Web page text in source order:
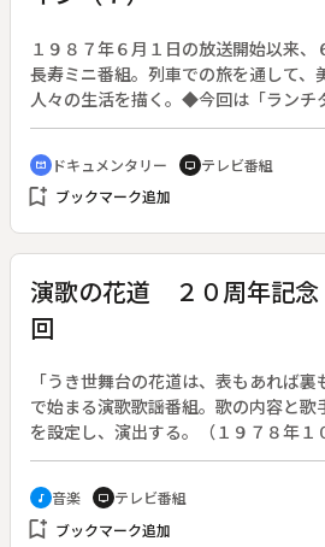
１９８７年６月１日の放送開始以来、
長寿ミニ番組。列車での旅を通して、
人々の生活を描く。◆今回は「ランチ
トリアフォールズを起点としたジンバ
紹介する。
cinematic_blur ドキュメンタリー tv テレビ番組
bookmark_add ブックマーク追加
演歌の花道 ２０周年記
回
「うき世舞台の花道は、表もあれば
で始まる演歌歌謡番組。歌の内容と歌
を設定し、演出する。（１９７８年１
月２４日放送、全１１０６回）◆放送
記念放送。曲目は、小林幸子・都はる
幸子「おもいで酒」、坂本冬美「あば
弟船」、伍代夏子「恋挽歌」、細川た
music_note 音楽 tv テレビ番組
bookmark_add ブックマーク追加